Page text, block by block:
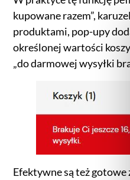
kupowane razem”,
produktami, pop-upy
określonej wartości
„do darmowej wysyłki
Efektywne są też gotowe